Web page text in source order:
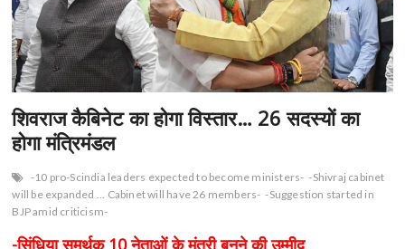
शिवराज कैबिनेट का होगा विस्तार… 26 सदस्यों का
होगा मंत्रिमंडल
-10 pro-Scindia leaders expected to become ministers- -Shivraj cabinet
will be expanded ... Cabinet will have 26 members- -Suggestion started in
BJP amid criticism-
-सिंधिया समर्थक 10 नेताओं के मंत्री बनने की उम्मीद